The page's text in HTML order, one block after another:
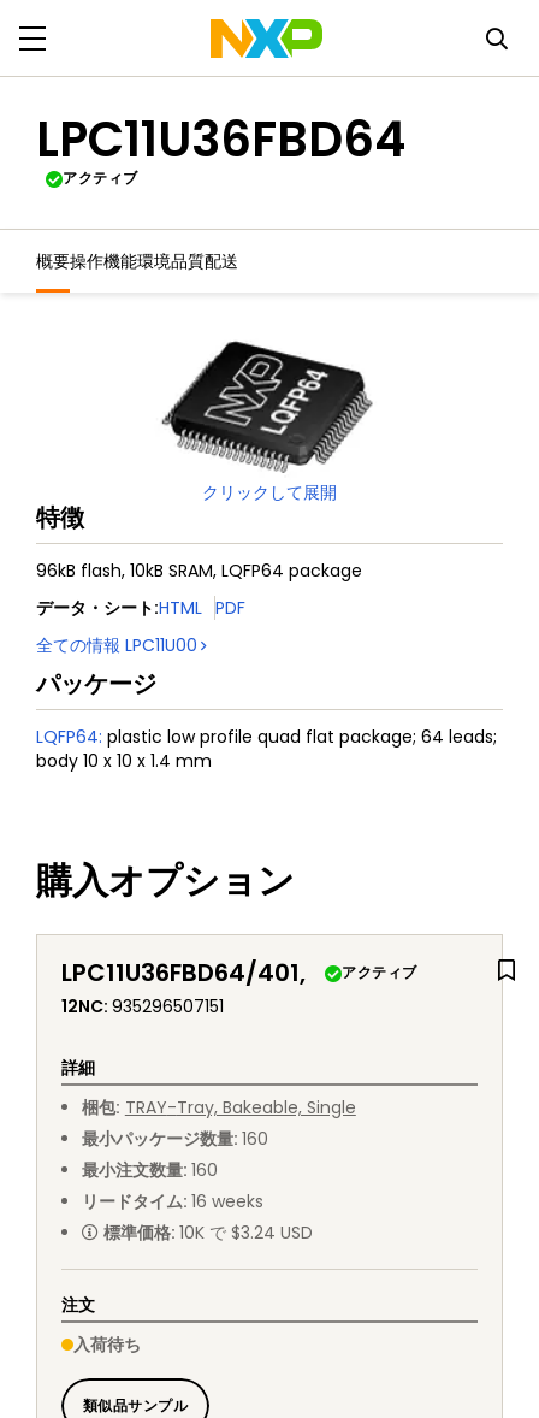
LPC11U36FBD64
アクティブ
概要操作機能環境品質配送
クリックして展開
特徴
96kB flash, 10kB SRAM, LQFP64 package
データ・シート:HTML PDF
全ての情報 LPC11U00
パッケージ
LQFP64: plastic low profile quad flat package; 64 leads;
body 10 x 10 x 1.4 mm
購入オプション
LPC11U36FBD64/401, アクティブ
12NC: 935296507151
詳細
梱包: TRAY-Tray, Bakeable, Single
最小パッケージ数量: 160
最小注文数量: 160
リードタイム: 16 weeks
標準価格: 10K で $3.24 USD
注文
入荷待ち
類似品サンプル